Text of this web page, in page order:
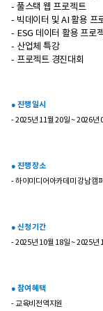
- 풀스택 웹 프로젝트
- 빅데이터 및 AI 활용 프
- ESG 데이터 활용 프로
- 산업체 특강
- 프로젝트 경진대회
● 진행 일시
- 2025년 11월 20일 ~ 2026년
● 진행 장소
- 하이미디어아카데미 강남캠
● 신청 기간
- 2025년 10월 18일 ~ 2025년
● 참여 혜택
- 교육비전액지원